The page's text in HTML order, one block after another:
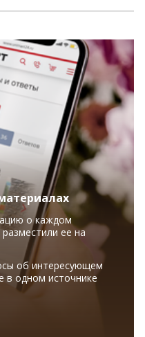
о каждом
ее на
об интересующем
в одном источнике